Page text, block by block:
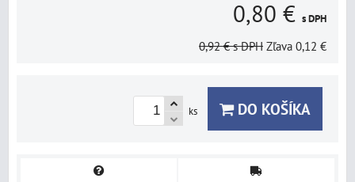
0,80 € s DPH
0,92 € s DPH Zľava 0,12 €
ks DO KOŠÍKA